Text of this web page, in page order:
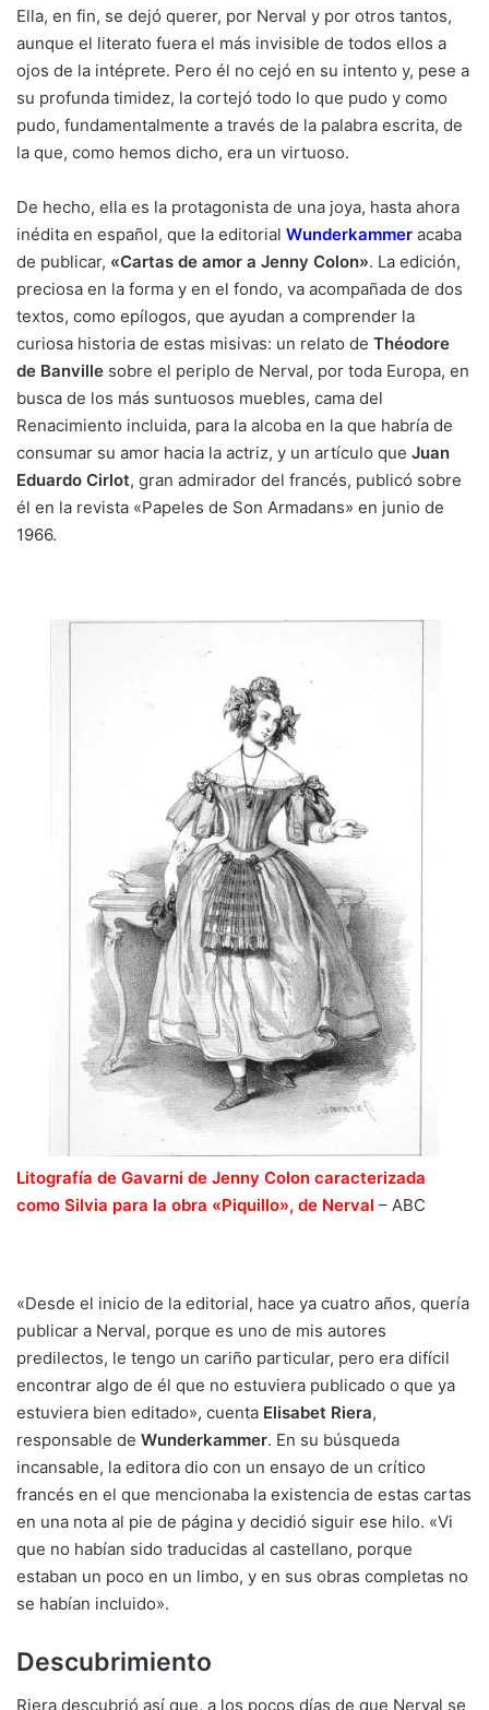
Ella, en fin, se dejó querer, por Nerval y por otros tantos,
aunque el literato fuera el más invisible de todos ellos a
ojos de la intéprete. Pero él no cejó en su intento y, pese a
su profunda timidez, la cortejó todo lo que pudo y como
pudo, fundamentalmente a través de la palabra escrita, de
la que, como hemos dicho, era un virtuoso.
De hecho, ella es la protagonista de una joya, hasta ahora
inédita en español, que la editorial Wunderkammer acaba
de publicar, «Cartas de amor a Jenny Colon». La edición,
preciosa en la forma y en el fondo, va acompañada de dos
textos, como epílogos, que ayudan a comprender la
curiosa historia de estas misivas: un relato de Théodore
de Banville sobre el periplo de Nerval, por toda Europa, en
busca de los más suntuosos muebles, cama del
Renacimiento incluida, para la alcoba en la que habría de
consumar su amor hacia la actriz, y un artículo que Juan
Eduardo Cirlot, gran admirador del francés, publicó sobre
él en la revista «Papeles de Son Armadans» en junio de
1966.
Litografía de Gavarni de Jenny Colon caracterizada
como Silvia para la obra «Piquillo», de Nerval – ABC
«Desde el inicio de la editorial, hace ya cuatro años, quería
publicar a Nerval, porque es uno de mis autores
predilectos, le tengo un cariño particular, pero era difícil
encontrar algo de él que no estuviera publicado o que ya
estuviera bien editado», cuenta Elisabet Riera,
responsable de Wunderkammer. En su búsqueda
incansable, la editora dio con un ensayo de un crítico
francés en el que mencionaba la existencia de estas cartas
en una nota al pie de página y decidió siguir ese hilo. «Vi
que no habían sido traducidas al castellano, porque
estaban un poco en un limbo, y en sus obras completas no
se habían incluido».
Descubrimiento
Riera descubrió así que, a los pocos días de que Nerval se